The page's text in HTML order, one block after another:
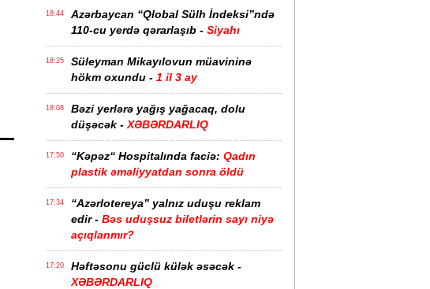
18:44
Azərbaycan “Qlobal Sülh İndeksi”ndə
110-cu yerdə qərarlaşıb - Siyahı
18:25
Süleyman Mikayılovun müavininə
hökm oxundu - 1 il 3 ay
18:08
Bəzi yerlərə yağış yağacaq, dolu
düşəcək - XƏBƏRDARLIQ
17:50 “Kəpəz“ Hospitalında faciə: Qadın
plastik əməliyyatdan sonra öldü
17:34
“Azərlotereya” yalnız uduşu reklam
edir - Bəs uduşsuz biletlərin sayı niyə
açıqlanmır?
17:20
Həftəsonu güclü külək əsəcək -
XƏBƏRDARLIQ